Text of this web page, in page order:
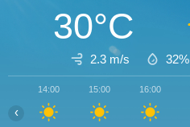
30°C
2.3 m/s 32%
14:00 15:00 16:00
‹